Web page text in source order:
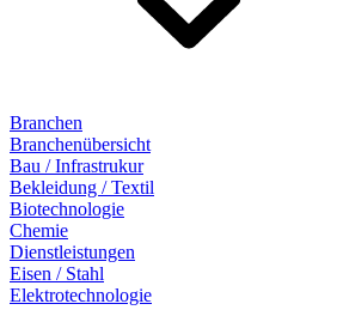
Branchen
Branchenübersicht
Bau / Infrastrukur
Bekleidung / Textil
Biotechnologie
Chemie
Dienstleistungen
Eisen / Stahl
Elektrotechnologie